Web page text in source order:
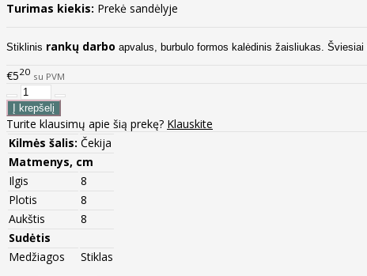
Turimas kiekis: Prekė sandėlyje
Stiklinis rankų darbo apvalus, burbulo formos kalėdinis žaisliukas.
€520 su PVM
Turite klausimų apie šią prekę? Klauskite
Kilmės šalis: Čekija
Matmenys, cm
Ilgis
8
Plotis
8
Aukštis
8
Sudėtis
Medžiagos
Stiklas